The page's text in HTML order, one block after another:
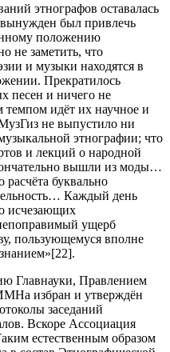
этнографов оставалась
был привлечь
положению
не заметить, что
и музыки находятся в
Прекратилось
песен и ничего не
темпом идёт их научное и
не выпустило ни
этнографии; что
и лекций о народной
вышли из моды…
буквально
Каждый день
исчезающих
ущерб
пользующемуся вполне
Главнауки, Правлением
избран и утверждён
заседаний
Вскоре Ассоциация
естественным образом